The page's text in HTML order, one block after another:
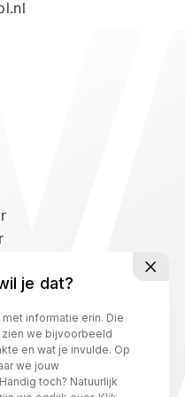
je dat?
informatie erin. Die
zien we bijvoorbeeld
en wat je invulde. Op
we jouw
toch? Natuurlijk